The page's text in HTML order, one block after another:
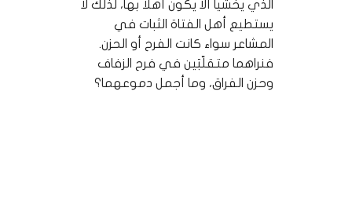
الذي يخشيا ألا يكون أهلاً بها، لذلك لا
يستطيع أهل الفتاة الثبات في
المشاعر سواء كانت الفرح أو الحزن.
فنراهما متقلّبَين في فرح الزفاف
وحزن الفراق، وما أجمل دموعهما؟